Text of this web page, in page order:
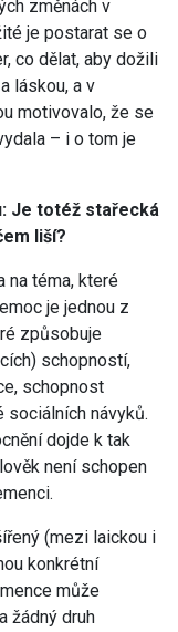
změnách v
je postarat se o
co dělat, aby dožili
láskou, a v
motivovalo, že se
– i o tom je
Je totéž stařecká
liší?
na téma, které
je jednou z
způsobuje
schopností,
schopnost
sociálních návyků.
dojde k tak
není schopen
(mezi laickou i
konkrétní
může
žádný druh